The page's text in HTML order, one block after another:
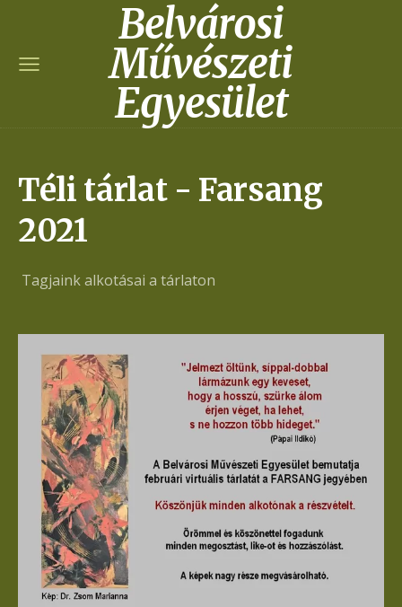
Belvárosi
Művészeti
Egyesület
Téli tárlat - Farsang
2021
Tagjaink alkotásai a tárlaton